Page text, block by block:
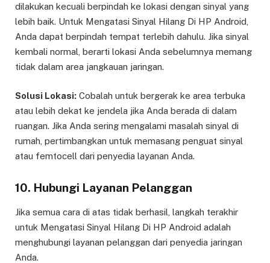
dilakukan kecuali berpindah ke lokasi dengan sinyal yang
lebih baik. Untuk Mengatasi Sinyal Hilang Di HP Android,
Anda dapat berpindah tempat terlebih dahulu. Jika sinyal
kembali normal, berarti lokasi Anda sebelumnya memang
tidak dalam area jangkauan jaringan.
Solusi Lokasi: Cobalah untuk bergerak ke area terbuka
atau lebih dekat ke jendela jika Anda berada di dalam
ruangan. Jika Anda sering mengalami masalah sinyal di
rumah, pertimbangkan untuk memasang penguat sinyal
atau femtocell dari penyedia layanan Anda.
10. Hubungi Layanan Pelanggan
Jika semua cara di atas tidak berhasil, langkah terakhir
untuk Mengatasi Sinyal Hilang Di HP Android adalah
menghubungi layanan pelanggan dari penyedia jaringan
Anda.